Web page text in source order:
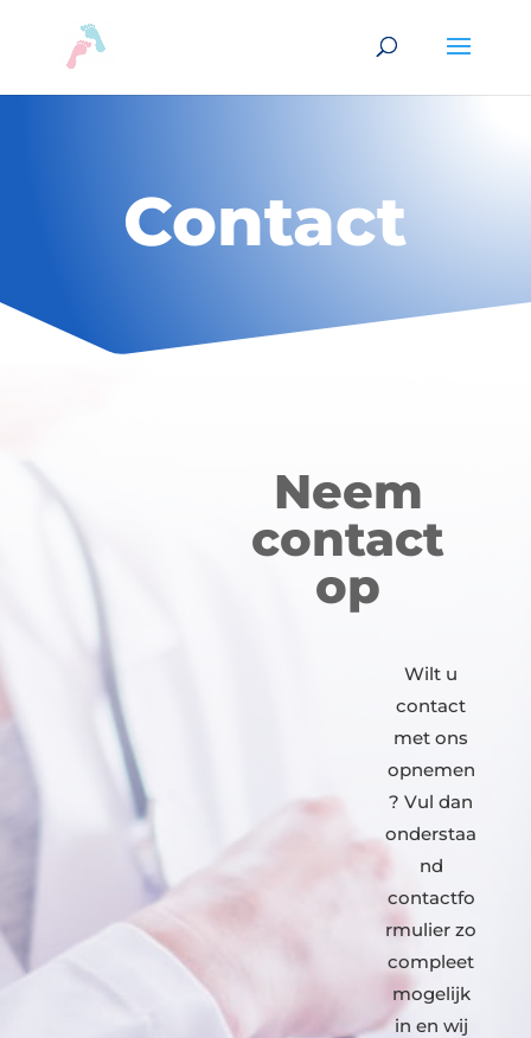
Contact
Neem
contact
op
Wilt u
contact
met ons
opnemen
? Vul dan
onderstaa
nd
contactfo
rmulier zo
compleet
mogelijk
in en wij